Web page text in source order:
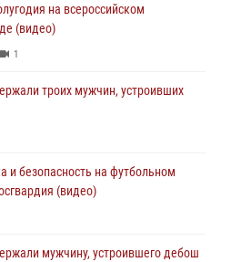
на всероссийском
(видео)
1
троих мужчин, устроивших
и безопасность на футбольном
(видео)
мужчину, устроившего дебош